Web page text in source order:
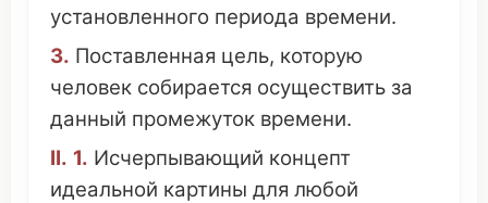
установленного периода времени.
3. Поставленная цель, которую
человек собирается осуществить за
данный промежуток времени.
II. 1. Исчерпывающий концепт
идеальной картины для любой